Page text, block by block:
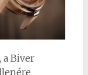
a Biver